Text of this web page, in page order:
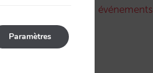
consulter nos événements
Paramètres